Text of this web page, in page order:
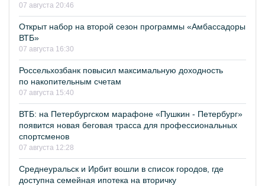
07 августа 20:46
Открыт набор на второй сезон программы «Амбассадоры
ВТБ»
07 августа 16:30
Россельхозбанк повысил максимальную доходность
по накопительным счетам
07 августа 15:40
ВТБ: на Петербургском марафоне «Пушкин - Петербург»
появится новая беговая трасса для профессиональных
спортсменов
07 августа 12:28
Среднеуральск и Ирбит вошли в список городов, где
доступна семейная ипотека на вторичку